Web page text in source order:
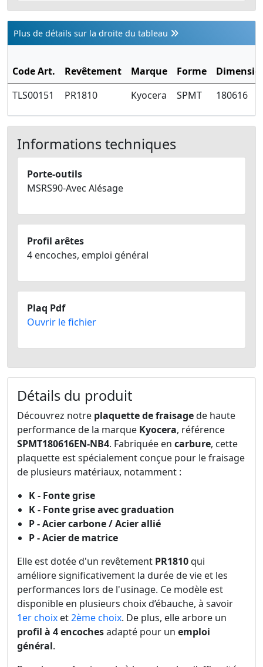
Plus de détails sur la droite du tableau
Code Art. Revêtement Marque Forme
TLS00151
PR1810 Kyocera SPMT 180616
Informations techniques
Porte-outils
MSRS90-Avec Alésage
Profil arêtes
4 encoches, emploi général
Plaq Pdf
Ouvrir le fichier
Détails du produit
Découvrez notre plaquette de fraisagede haute
performance de la marque Kyocera, référence
SPMT180616EN-NB4. Fabriquée en carbure, cette
plaquette est spécialement conçue pour le fraisage
de plusieurs matériaux, notamment :
K - Fonte grise
K - Fonte grise avec graduation
P - Acier carbone / Acier allié
P - Acier de matrice
Elle est dotée d'un revêtement PR1810qui
améliore significativement la durée de vie et les
performances lors de l'usinage. Ce modèle est
disponible en plusieurs choix d’ébauche, à savoir
1er choix et2ème choix. De plus, elle arbore un
profil à 4 encochesadapté pour un emploi
général.